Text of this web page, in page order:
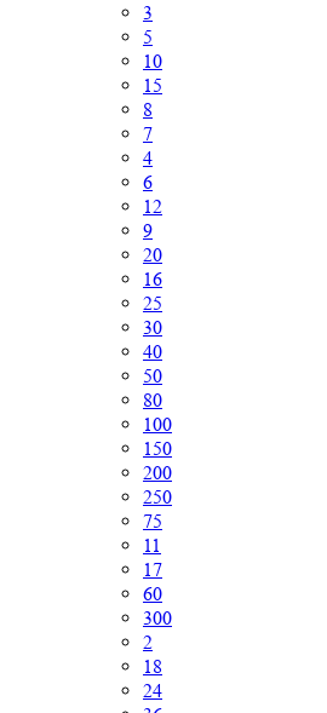
3
5
10
15
8
7
4
6
12
9
20
16
25
30
40
50
80
100
150
200
250
75
11
17
60
300
2
18
24